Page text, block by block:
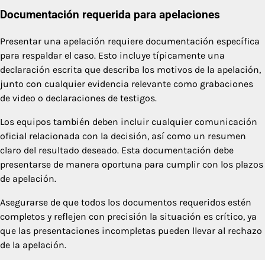
Documentación requerida para apelaciones
Presentar una apelación requiere documentación específica
para respaldar el caso. Esto incluye típicamente una
declaración escrita que describa los motivos de la apelación,
junto con cualquier evidencia relevante como grabaciones
de video o declaraciones de testigos.
Los equipos también deben incluir cualquier comunicación
oficial relacionada con la decisión, así como un resumen
claro del resultado deseado. Esta documentación debe
presentarse de manera oportuna para cumplir con los plazos
de apelación.
Asegurarse de que todos los documentos requeridos estén
completos y reflejen con precisión la situación es crítico, ya
que las presentaciones incompletas pueden llevar al rechazo
de la apelación.